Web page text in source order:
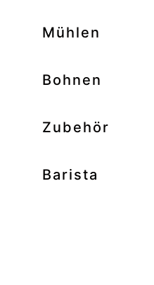
Mühlen
–
Bohnen
–
Zubehör
Barista